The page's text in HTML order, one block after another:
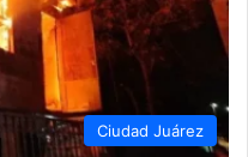
Ciudad Juárez